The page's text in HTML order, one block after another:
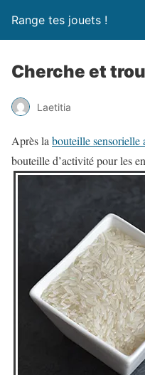
Range tes jouets !
Cherche et
Laetitia
Après la bouteille sensorielle
bouteille d’activité pour les